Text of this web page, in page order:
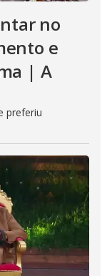
no
e
| A
preferiu